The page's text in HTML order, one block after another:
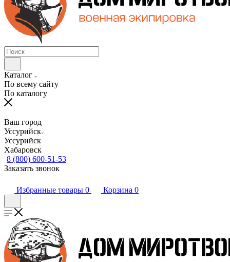
Каталог
По всему сайту
По каталогу
Ваш город
Уссурийск
Уссурийск
Хабаровск
8 (800) 600-51-53
Заказать звонок
Избранные товары 0 Корзина 0